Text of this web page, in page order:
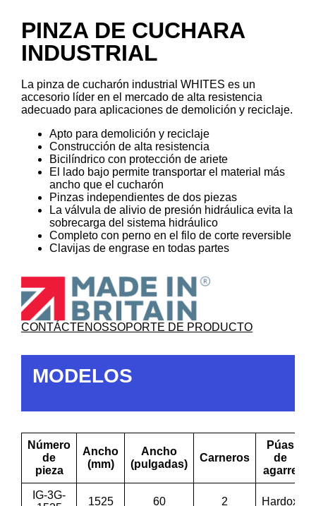
PINZA DE CUCHARA
INDUSTRIAL
La pinza de cucharón industrial WHITES es un
accesorio líder en el mercado de alta resistencia
adecuado para aplicaciones de demolición y reciclaje.
Apto para demolición y reciclaje
Construcción de alta resistencia
Bicilíndrico con protección de ariete
El lado bajo permite transportar el material más
ancho que el cucharón
Pinzas independientes de dos piezas
La válvula de alivio de presión hidráulica evita la
sobrecarga del sistema hidráulico
Completo con perno en el filo de corte reversible
Clavijas de engrase en todas partes
CONTÁCTENOSSOPORTE DE PRODUCTO
MODELOS
Número
de
pieza
Ancho
(mm)
Ancho
(pulgadas)
Carneros
Púas
de
agarre
IG-3G-
1525 60 2 Hardox